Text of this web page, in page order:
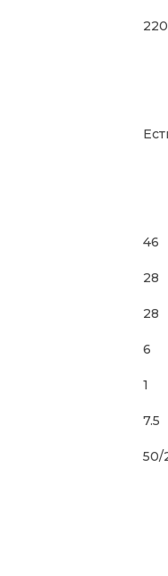
46
28
28
6
1
7.5
50/